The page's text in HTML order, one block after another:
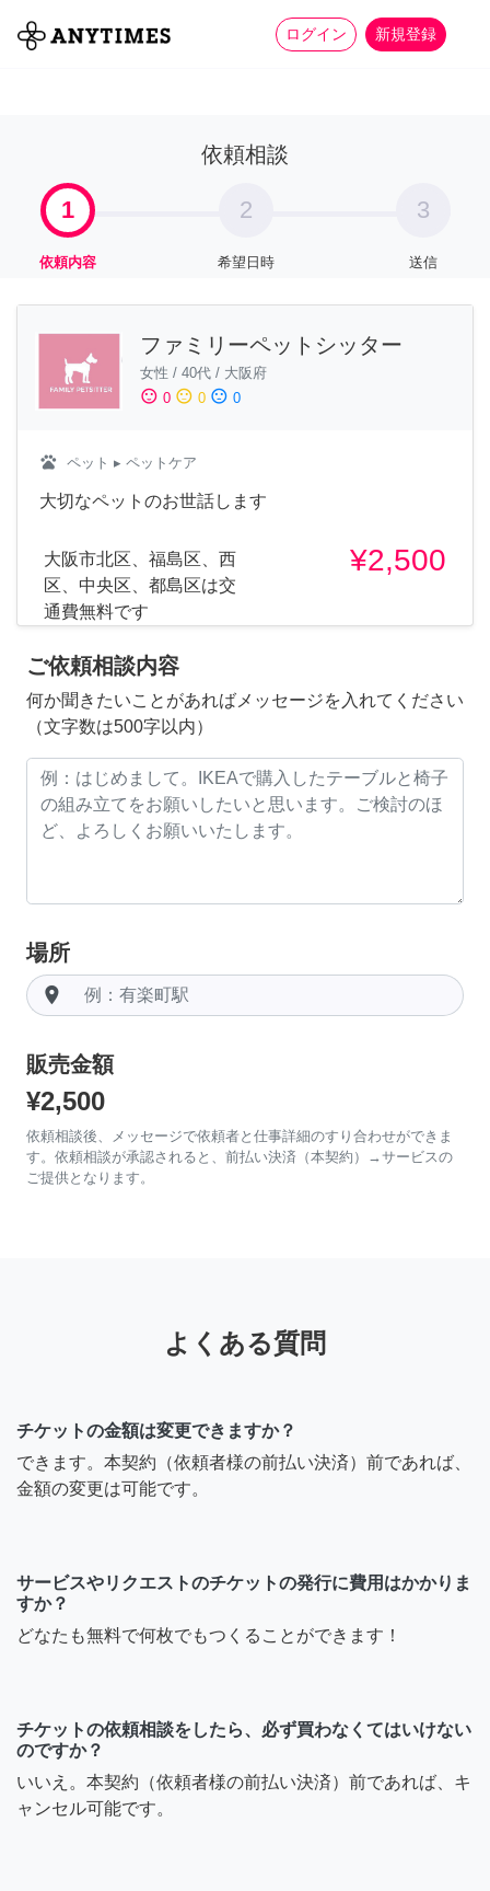
ログイン 新規登録
全て 家事 more_horiz
依頼相談
1
依頼内容
2
希望日時
3
送信
ファミリーペットシッター
女性 / 40代 / 大阪府
sentiment_satisfied 0 sentiment_neutral 0 sentiment_dissatisfied 0
pets ペット ▸ ペットケア
大切なペットのお世話します
大阪市北区、福島区、西
区、中央区、都島区は交
通費無料です
¥2,500
ご依頼相談内容
何か聞きたいことがあればメッセージを入れてください
（文字数は500字以内）
場所
room
販売金額
¥2,500
依頼相談後、メッセージで依頼者と仕事詳細のすり合わせができま
す。依頼相談が承認されると、前払い決済（本契約）→サービスの
ご提供となります。
よくある質問
チケットの金額は変更できますか？
できます。本契約（依頼者様の前払い決済）前であれば、
金額の変更は可能です。
サービスやリクエストのチケットの発行に費用はかかりま
すか？
どなたも無料で何枚でもつくることができます！
チケットの依頼相談をしたら、必ず買わなくてはいけない
のですか？
いいえ。本契約（依頼者様の前払い決済）前であれば、キ
ャンセル可能です。